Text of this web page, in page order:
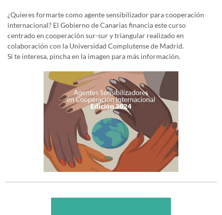
¿Quieres formarte como agente sensibilizador para cooperación
internacional? El Gobierno de Canarias financia este curso
centrado en cooperación sur-sur y triangular realizado en
colaboración con la Universidad Complutense de Madrid.
Si te interesa, pincha en la imagen para más información.